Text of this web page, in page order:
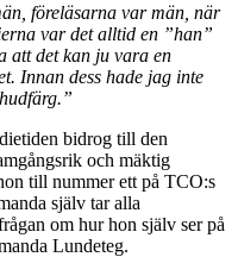
föreläsarna var män, när
var det alltid en ”han”
att det kan ju vara en
Innan dess hade jag inte
bidrog till den
och mäktig
till nummer ett på TCO:s
själv tar alla
om hur hon själv ser på
Lundeteg.